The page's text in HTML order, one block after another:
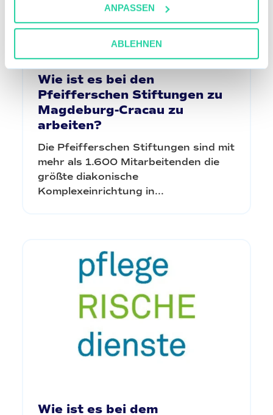
ANPASSEN
ABLEHNEN
Wie ist es bei den
Pfeifferschen Stiftungen zu
Magdeburg-Cracau zu
arbeiten?
Die Pfeifferschen Stiftungen sind mit
mehr als 1.600 Mitarbeitenden die
größte diakonische
Komplexeinrichtung in...
Wie ist es bei dem